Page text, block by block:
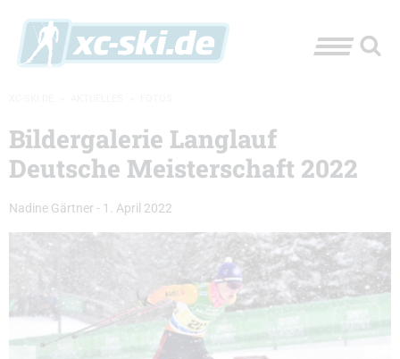
Bildergalerie Langlauf
Deutsche Meisterschaft 2022
Nadine Gärtner - 1. April 2022